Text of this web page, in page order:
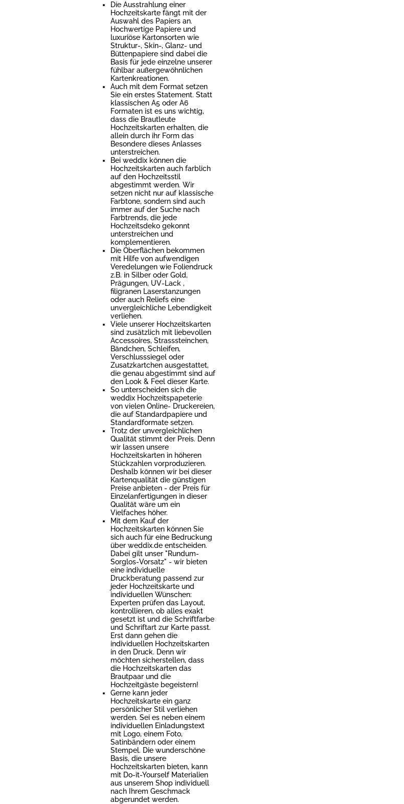
Die Ausstrahlung einer
Hochzeitskarte fängt mit der
Auswahl des Papiers an.
Hochwertige Papiere und
luxuriöse Kartonsorten wie
Struktur-, Skin-, Glanz- und
Büttenpapiere sind dabei die
Basis für jede einzelne unserer
fühlbar außergewöhnlichen
Kartenkreationen.
Auch mit dem Format setzen
Sie ein erstes Statement. Statt
klassischen A5 oder A6
Formaten ist es uns wichtig,
dass die Brautleute
Hochzeitskarten erhalten, die
allein durch ihr Form das
Besondere dieses Anlasses
unterstreichen.
Bei weddix können die
Hochzeitskarten auch farblich
auf den Hochzeitsstil
abgestimmt werden. Wir
setzen nicht nur auf klassische
Farbtone, sondern sind auch
immer auf der Suche nach
Farbtrends, die jede
Hochzeitsdeko gekonnt
unterstreichen und
komplementieren.
Die Oberflächen bekommen
mit Hilfe von aufwendigen
Veredelungen wie Foliendruck
z.B. in Silber oder Gold,
Prägungen, UV-Lack ,
filigranen Laserstanzungen
oder auch Reliefs eine
unvergleichliche Lebendigkeit
verliehen.
Viele unserer Hochzeitskarten
sind zusätzlich mit liebevollen
Accessoires, Strasssteinchen,
Bändchen, Schleifen,
Verschlusssiegel oder
Zusatzkartchen ausgestattet,
die genau abgestimmt sind auf
den Look & Feel dieser Karte.
So unterscheiden sich die
weddix Hochzeitspapeterie
von vielen Online- Druckereien,
die auf Standardpapiere und
Standardformate setzen.
Trotz der unvergleichlichen
Qualität stimmt der Preis. Denn
wir lassen unsere
Hochzeitskarten in höheren
Stückzahlen vorproduzieren.
Deshalb können wir bei dieser
Kartenqualität die günstigen
Preise anbieten - der Preis für
Einzelanfertigungen in dieser
Qualität wäre um ein
Vielfaches höher.
Mit dem Kauf der
Hochzeitskarten können Sie
sich auch für eine Bedruckung
über weddix.de entscheiden.
Dabei gilt unser "Rundum-
Sorglos-Vorsatz" - wir bieten
eine individuelle
Druckberatung passend zur
jeder Hochzeitskarte und
individuellen Wünschen:
Experten prüfen das Layout,
kontrollieren, ob alles exakt
gesetzt ist und die Schriftfarbe
und Schriftart zur Karte passt.
Erst dann gehen die
individuellen Hochzeitskarten
in den Druck. Denn wir
möchten sicherstellen, dass
die Hochzeitskarten das
Brautpaar und die
Hochzeitgäste begeistern!
Gerne kann jeder
Hochzeitskarte ein ganz
persönlicher Stil verliehen
werden. Sei es neben einem
individuellen Einladungstext
mit Logo, einem Foto,
Satinbändern oder einem
Stempel. Die wunderschöne
Basis, die unsere
Hochzeitskarten bieten, kann
mit Do-it-Yourself Materialien
aus unserem Shop individuell
nach Ihrem Geschmack
abgerundet werden.